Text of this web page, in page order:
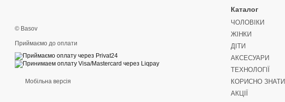
© Basov
Приймаємо до оплати
Мобільна версія
Каталог
ЧОЛОВIКИ
ЖIНКИ
ДIТИ
АКСЕСУАРИ
ТЕХНОЛОГІЇ
КОРИСНО ЗНАТИ
АКЦІЇ